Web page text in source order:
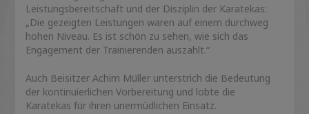
Leistungsbereitschaft und der Disziplin der Karatekas:
„Die gezeigten Leistungen waren auf einem durchweg
hohen Niveau. Es ist schön zu sehen, wie sich das
Engagement der Trainierenden auszahlt.“
Auch Beisitzer Achim Müller unterstrich die Bedeutung
der kontinuierlichen Vorbereitung und lobte die
Karatekas für ihren unermüdlichen Einsatz.